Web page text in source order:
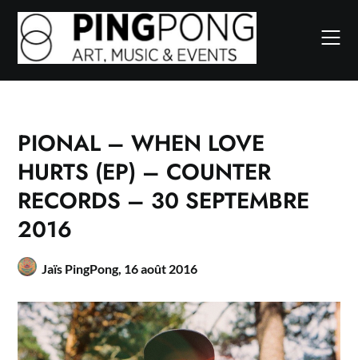
Skip
content
PIONAL – WHEN LOVE
HURTS (EP) – COUNTER
RECORDS – 30 SEPTEMBRE
2016
Jaïs PingPong, 16 août 2016